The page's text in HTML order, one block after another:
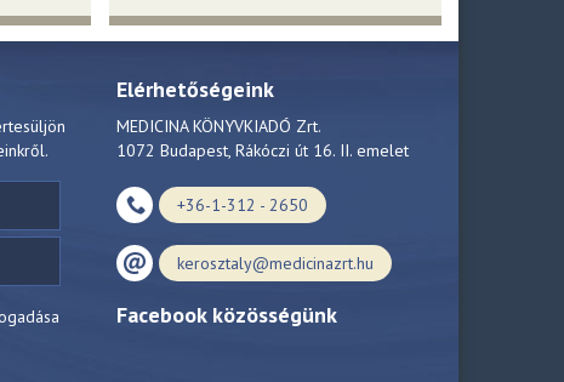
Elérhetőségeink
MEDICINA KÖNYVKIADÓ Zrt.
1072 Budapest, Rákóczi út 16. II. emelet
+36-1-312 - 2650
kerosztaly@medicinazrt.hu
Facebook közösségünk